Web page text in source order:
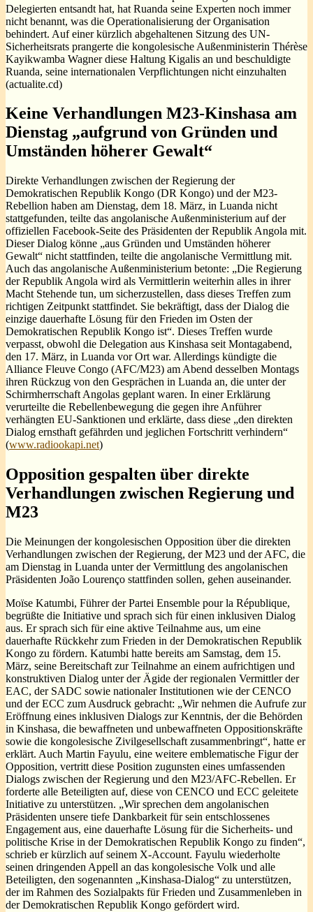
Delegierten entsandt hat, hat Ruanda seine Experten noch immer
nicht benannt, was die Operationalisierung der Organisation
behindert. Auf einer kürzlich abgehaltenen Sitzung des UN-
Sicherheitsrats prangerte die kongolesische Außenministerin Thérèse
Kayikwamba Wagner diese Haltung Kigalis an und beschuldigte
Ruanda, seine internationalen Verpflichtungen nicht einzuhalten
(actualite.cd)
Keine Verhandlungen M23-Kinshasa am
Dienstag „aufgrund von Gründen und
Umständen höherer Gewalt“
Direkte Verhandlungen zwischen der Regierung der
Demokratischen Republik Kongo (DR Kongo) und der M23-
Rebellion haben am Dienstag, dem 18. März, in Luanda nicht
stattgefunden, teilte das angolanische Außenministerium auf der
offiziellen Facebook-Seite des Präsidenten der Republik Angola mit.
Dieser Dialog könne „aus Gründen und Umständen höherer
Gewalt“ nicht stattfinden, teilte die angolanische Vermittlung mit.
Auch das angolanische Außenministerium betonte: „Die Regierung
der Republik Angola wird als Vermittlerin weiterhin alles in ihrer
Macht Stehende tun, um sicherzustellen, dass dieses Treffen zum
richtigen Zeitpunkt stattfindet. Sie bekräftigt, dass der Dialog die
einzige dauerhafte Lösung für den Frieden im Osten der
Demokratischen Republik Kongo ist“. Dieses Treffen wurde
verpasst, obwohl die Delegation aus Kinshasa seit Montagabend,
den 17. März, in Luanda vor Ort war. Allerdings kündigte die
Alliance Fleuve Congo (AFC/M23) am Abend desselben Montags
ihren Rückzug von den Gesprächen in Luanda an, die unter der
Schirmherrschaft Angolas geplant waren. In einer Erklärung
verurteilte die Rebellenbewegung die gegen ihre Anführer
verhängten EU-Sanktionen und erklärte, dass diese „den direkten
Dialog ernsthaft gefährden und jeglichen Fortschritt verhindern“
(www.radiookapi.net)
Opposition gespalten über direkte
Verhandlungen zwischen Regierung und
M23
Die Meinungen der kongolesischen Opposition über die direkten
Verhandlungen zwischen der Regierung, der M23 und der AFC, die
am Dienstag in Luanda unter der Vermittlung des angolanischen
Präsidenten João Lourenço stattfinden sollen, gehen auseinander.
Moïse Katumbi, Führer der Partei Ensemble pour la République,
begrüßte die Initiative und sprach sich für einen inklusiven Dialog
aus. Er sprach sich für eine aktive Teilnahme aus, um eine
dauerhafte Rückkehr zum Frieden in der Demokratischen Republik
Kongo zu fördern. Katumbi hatte bereits am Samstag, dem 15.
März, seine Bereitschaft zur Teilnahme an einem aufrichtigen und
konstruktiven Dialog unter der Ägide der regionalen Vermittler der
EAC, der SADC sowie nationaler Institutionen wie der CENCO
und der ECC zum Ausdruck gebracht: „Wir nehmen die Aufrufe zur
Eröffnung eines inklusiven Dialogs zur Kenntnis, der die Behörden
in Kinshasa, die bewaffneten und unbewaffneten Oppositionskräfte
sowie die kongolesische Zivilgesellschaft zusammenbringt“, hatte er
erklärt. Auch Martin Fayulu, eine weitere emblematische Figur der
Opposition, vertritt diese Position zugunsten eines umfassenden
Dialogs zwischen der Regierung und den M23/AFC-Rebellen. Er
forderte alle Beteiligten auf, diese von CENCO und ECC geleitete
Initiative zu unterstützen. „Wir sprechen dem angolanischen
Präsidenten unsere tiefe Dankbarkeit für sein entschlossenes
Engagement aus, eine dauerhafte Lösung für die Sicherheits- und
politische Krise in der Demokratischen Republik Kongo zu finden“,
schrieb er kürzlich auf seinem X-Account. Fayulu wiederholte
seinen dringenden Appell an das kongolesische Volk und alle
Beteiligten, den sogenannten „Kinshasa-Dialog“ zu unterstützen,
der im Rahmen des Sozialpakts für Frieden und Zusammenleben in
der Demokratischen Republik Kongo gefördert wird.